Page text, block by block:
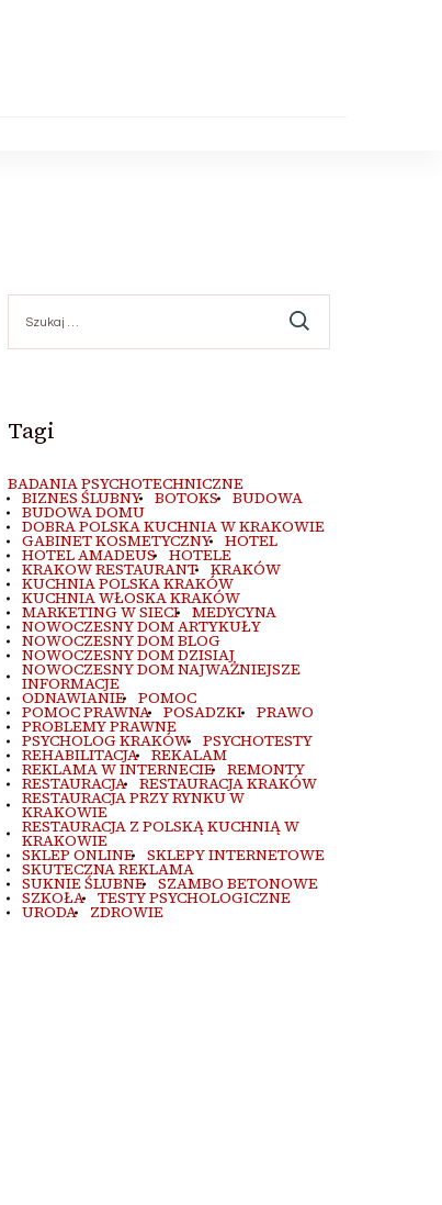
Tagi
BADANIA PSYCHOTECHNICZNE
BIZNES ŚLUBNY BOTOKS BUDOWA
BUDOWA DOMU
DOBRA POLSKA KUCHNIA W KRAKOWIE
GABINET KOSMETYCZNY HOTEL
HOTEL AMADEUS HOTELE
KRAKOW RESTAURANT KRAKÓW
KUCHNIA POLSKA KRAKÓW
KUCHNIA WŁOSKA KRAKÓW
MARKETING W SIECI MEDYCYNA
NOWOCZESNY DOM ARTYKUŁY
NOWOCZESNY DOM BLOG
NOWOCZESNY DOM DZISIAJ
NOWOCZESNY DOM NAJWAŻNIEJSZE
INFORMACJE
ODNAWIANIE POMOC
POMOC PRAWNA POSADZKI PRAWO
PROBLEMY PRAWNE
PSYCHOLOG KRAKÓW PSYCHOTESTY
REHABILITACJA REKALAM
REKLAMA W INTERNECIE REMONTY
RESTAURACJA RESTAURACJA KRAKÓW
RESTAURACJA PRZY RYNKU W
KRAKOWIE
RESTAURACJA Z POLSKĄ KUCHNIĄ W
KRAKOWIE
SKLEP ONLINE SKLEPY INTERNETOWE
SKUTECZNA REKLAMA
SUKNIE ŚLUBNE SZAMBO BETONOWE
SZKOŁA TESTY PSYCHOLOGICZNE
URODA ZDROWIE